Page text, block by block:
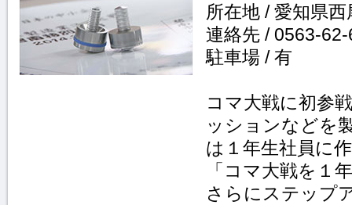
所在地 / 愛知県
連絡先 / 0563-
駐車場 / 有
コマ大戦に初参
ッションなどを
は１年生社員に
「コマ大戦を１
さらにステップ